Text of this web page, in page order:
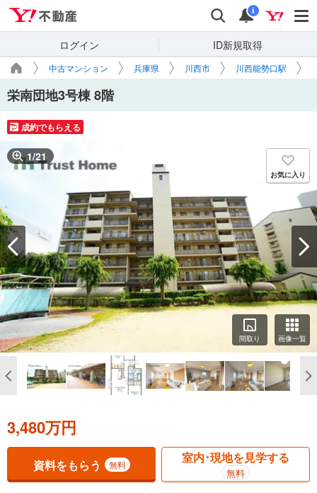
検索 通知
i
ログイン ID新規取得
中古マンション 兵庫県 川西市 川西能勢口駅
栄南団地3号棟 8階
成約でもらえる
1/21
お気に入り
間取り 画像一覧
3,480万円
資料をもらう 無料 室内･現地を見学する
無料